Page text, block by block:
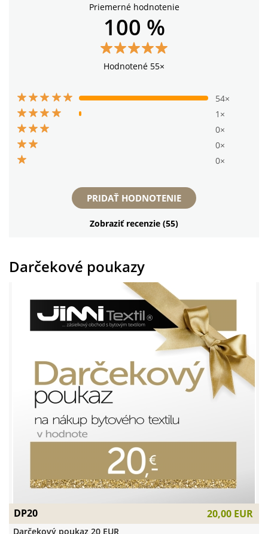
Priemerné hodnotenie
100 %
Hodnotené 55×
54×
1×
0×
0×
0×
PRIDAŤ HODNOTENIE
Zobraziť recenzie (55)
DP20 20,00 EUR
Darčekový poukaz 20 EUR
Darčekové poukazy